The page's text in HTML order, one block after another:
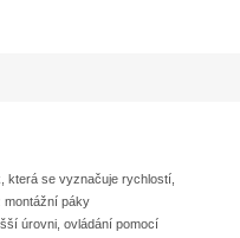
která se vyznačuje rychlostí,
montážní páky
úrovni, ovládání pomocí